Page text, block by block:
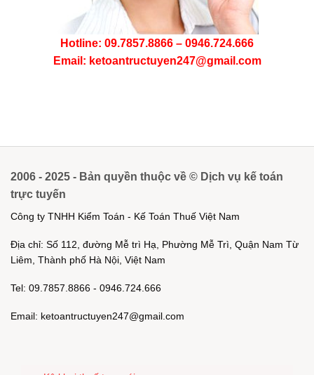
Hotline: 09.7857.8866 – 0946.724.666
Email: ketoantructuyen247@gmail.com
2006 - 2025 - Bản quyền thuộc về © Dịch vụ kế toán
trực tuyến
Công ty TNHH Kiểm Toán - Kế Toán Thuế Việt Nam
Địa chỉ: Số 112, đường Mễ trì Hạ, Phường Mễ Trì, Quận Nam Từ
Liêm, Thành phố Hà Nội, Việt Nam
Tel: 09.7857.8866 - 0946.724.666
Email: ketoantructuyen247@gmail.com